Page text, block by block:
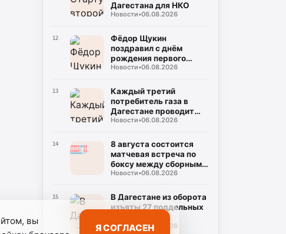
Дагестана для НКО
Новости•06.08.2026
12
Фёдор Щукин
поздравил с днём
рождения первого
президента Дагестана
Новости•06.08.2026
13
Каждый третий
потребитель газа в
Дагестане проводит
расчеты за газ онлайн
Новости•06.08.2026
14
8 августа состоится
матчевая встреча по
боксу между сборными
Каспийска и
Новости•06.08.2026
15
В Дагестане из оборота
изъяты 27 поддельных
Новости•06.08.2026
вы
Я СОГЛАСЕН